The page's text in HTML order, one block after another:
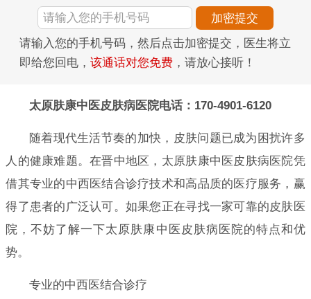
请输入您的手机号码，然后点击加密提交，医生将立
即给您回电， 该通话对您免费 ，请放心接听！
太原肤康中医皮肤病医院电话：170-4901-6120
随着现代生活节奏的加快，皮肤问题已成为困扰许多
人的健康难题。在晋中地区，太原肤康中医皮肤病医院凭
借其专业的中西医结合诊疗技术和高品质的医疗服务，赢
得了患者的广泛认可。如果您正在寻找一家可靠的皮肤医
院，不妨了解一下太原肤康中医皮肤病医院的特点和优
势。
专业的中西医结合诊疗